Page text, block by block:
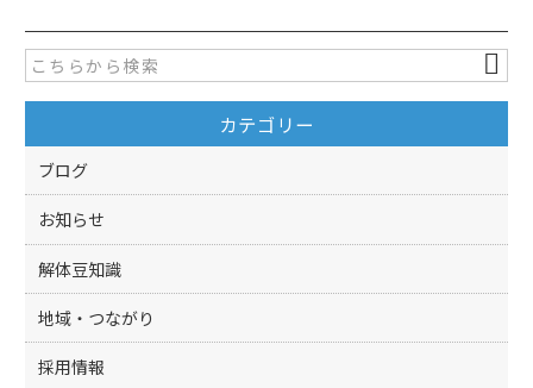
e
b
o
o
k
er
カテゴリー
ブログ
お知らせ
解体豆知識
地域・つながり
採用情報